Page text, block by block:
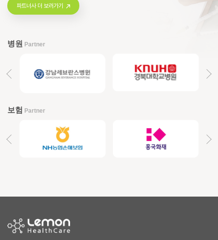
파트너사 더 보러가기
병원 Partner
보험 Partner